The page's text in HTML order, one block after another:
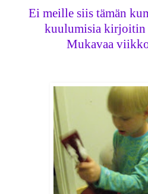
Ei meille siis tämän
kuulumisia kirjoitin
Mukavaa